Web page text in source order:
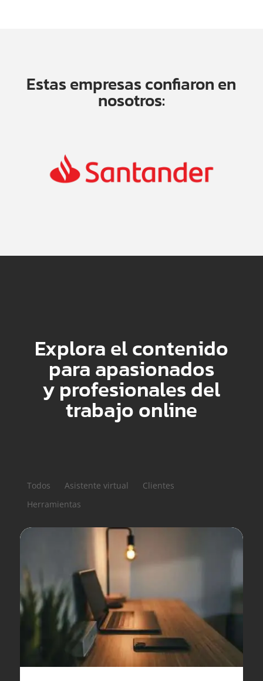
Estas empresas confiaron en
nosotros:
Explora el contenido
para apasionados
y profesionales del
trabajo online
Todos Asistente virtual
Clientes
Herramientas